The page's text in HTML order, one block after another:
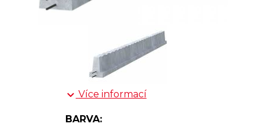
Více informací
BARVA: